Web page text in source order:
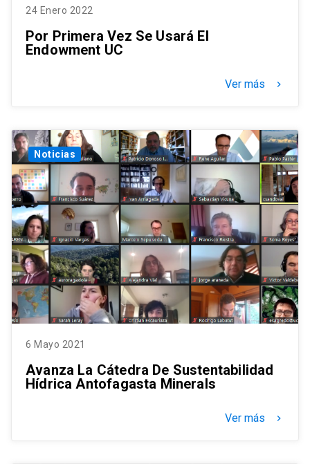
24 Enero 2022
Por Primera Vez Se Usará El
Endowment UC
Ver más keyboard_arrow_right
Noticias
6 Mayo 2021
Avanza La Cátedra De Sustentabilidad
Hídrica Antofagasta Minerals
Ver más keyboard_arrow_right